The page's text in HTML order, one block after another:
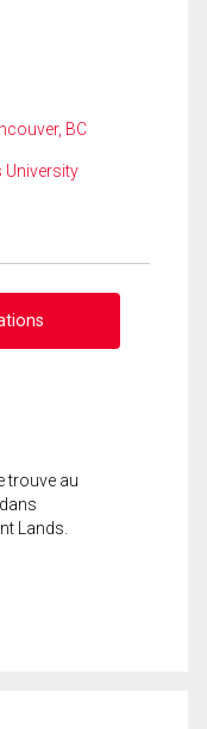
BC
University
trouve au
Lands.